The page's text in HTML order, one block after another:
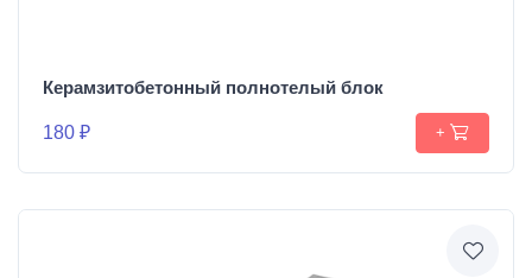
Керамзитобетонный полнотелый блок
180 ₽ +